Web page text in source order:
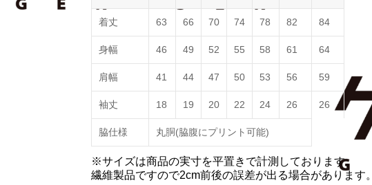
着丈 63 66 70 74 78 82 84
身幅 46 49 52 55 58 61 64
肩幅 41 44 47 50 53 56 59
袖丈 18 19 20 22 24 26 26
脇仕様 丸胴(脇腹にプリント可能)
※サイズは商品の実寸を平置きで計測しております。
繊維製品ですので2cm前後の誤差が出る場合があります。